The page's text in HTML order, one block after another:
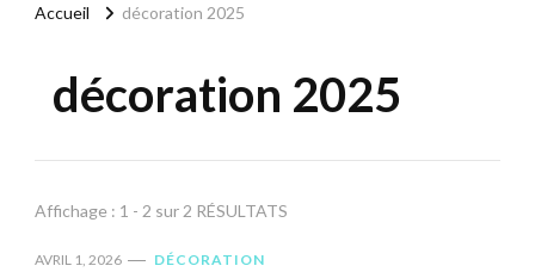
Accueil décoration 2025
décoration 2025
Affichage : 1 - 2 sur 2 RÉSULTATS
AVRIL 1, 2026 DÉCORATION